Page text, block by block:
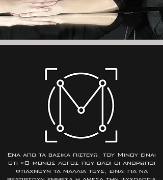
Ένα από τα βασικά πιστεύω, του Μίνου είναι
ότι «Ο μόνος λόγος που όλοι οι άνθρωποι
φτιάχνουν τα μαλλιά τους, είναι για να